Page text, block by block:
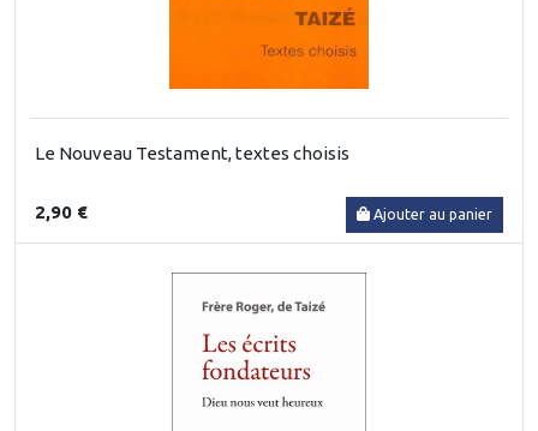
Le Nouveau Testament, textes choisis
2,90 € Ajouter au panier